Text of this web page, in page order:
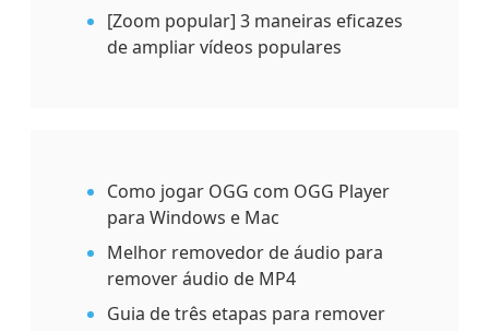
[Zoom popular] 3 maneiras eficazes
de ampliar vídeos populares
Como jogar OGG com OGG Player
para Windows e Mac
Melhor removedor de áudio para
remover áudio de MP4
Guia de três etapas para remover